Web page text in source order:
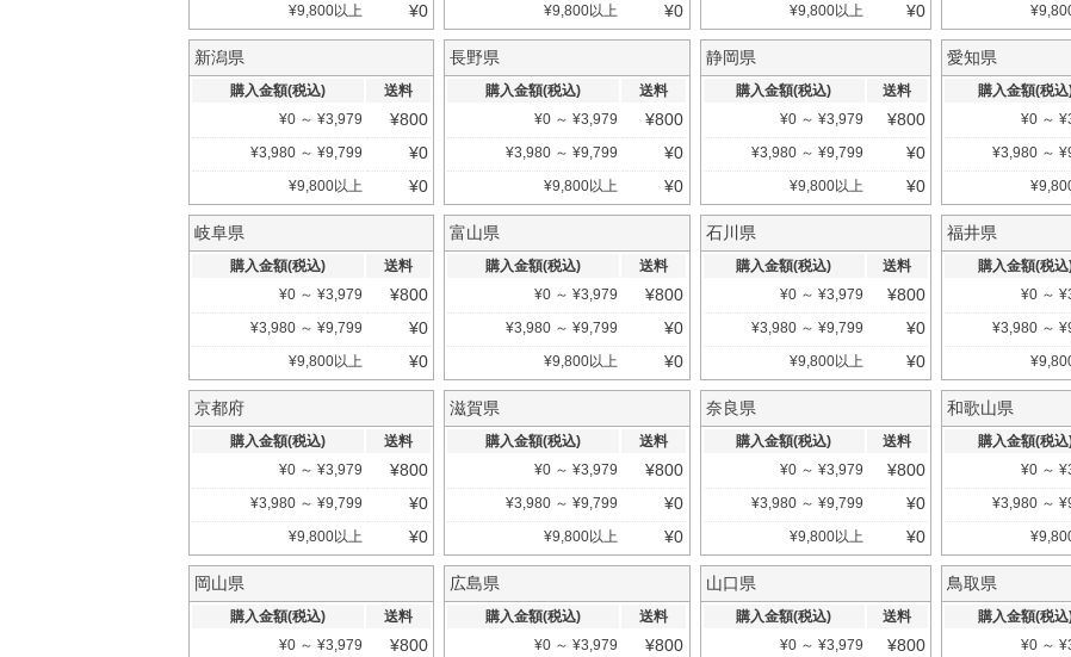
¥9,800以上 ¥0 ¥9,800以上 ¥0 ¥9,800以上 ¥0 ¥
新潟県
購入金額(税込)
送料
¥0 ～ ¥3,979 ¥800
¥3,980 ～ ¥9,799 ¥0
¥9,800以上 ¥0
長野県
購入金額(税込)
送料
¥0 ～ ¥3,979 ¥800
¥3,980 ～ ¥9,799 ¥0
¥9,800以上 ¥0
静岡県
購入金額(税込)
送料
¥0 ～ ¥3,979 ¥800
¥3,980 ～ ¥9,799 ¥0
¥9,800以上 ¥0
愛知県
購入金額(税込
¥0 ～ ¥
¥3,980 ～ ¥
¥
岐阜県
購入金額(税込)
送料
¥0 ～ ¥3,979 ¥800
¥3,980 ～ ¥9,799 ¥0
¥9,800以上 ¥0
富山県
購入金額(税込)
送料
¥0 ～ ¥3,979 ¥800
¥3,980 ～ ¥9,799 ¥0
¥9,800以上 ¥0
石川県
購入金額(税込)
送料
¥0 ～ ¥3,979 ¥800
¥3,980 ～ ¥9,799 ¥0
¥9,800以上 ¥0
福井県
購入金額(税込
¥0 ～ ¥
¥3,980 ～ ¥
¥
京都府
購入金額(税込)
送料
¥0 ～ ¥3,979 ¥800
¥3,980 ～ ¥9,799 ¥0
¥9,800以上 ¥0
滋賀県
購入金額(税込)
送料
¥0 ～ ¥3,979 ¥800
¥3,980 ～ ¥9,799 ¥0
¥9,800以上 ¥0
奈良県
購入金額(税込)
送料
¥0 ～ ¥3,979 ¥800
¥3,980 ～ ¥9,799 ¥0
¥9,800以上 ¥0
和歌山県
購入金額(税込
¥0 ～ ¥
¥3,980 ～ ¥
¥
岡山県
購入金額(税込)
送料
¥0 ～ ¥3,979 ¥800
広島県
購入金額(税込)
送料
¥0 ～ ¥3,979 ¥800
山口県
購入金額(税込)
送料
¥0 ～ ¥3,979 ¥800
鳥取県
購入金額(税込
¥0 ～ ¥